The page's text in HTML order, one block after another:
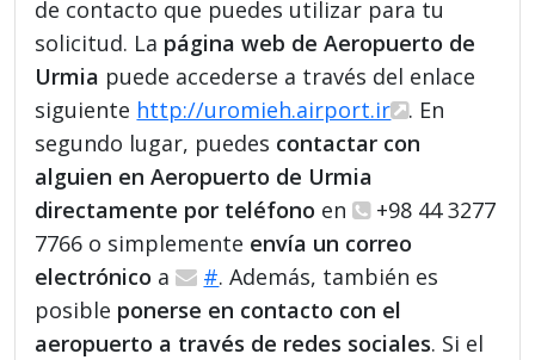
de contacto que puedes utilizar para tu
solicitud. La página web de Aeropuerto de
Urmia puede accederse a través del enlace
siguiente http://uromieh.airport.ir
. En
segundo lugar, puedes contactar con
alguien en Aeropuerto de Urmia
directamente por teléfono en
+98 44 3277
7766 o simplemente envía un correo
electrónico a #. Además, también es
posible ponerse en contacto con el
aeropuerto a través de redes sociales. Si el